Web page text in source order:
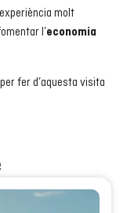
molt
l’economia
fer d’aquesta visita